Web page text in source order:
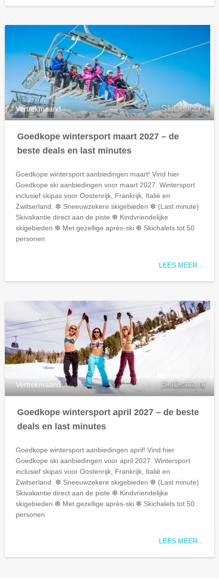
Vertrekmaand
Goedkope wintersport maart 2027 – de
beste deals en last minutes
Goedkope wintersport aanbiedingen maart! Vind hier
Goedkope ski aanbiedingen voor maart 2027. Wintersport
inclusief skipas voor Oostenrijk, Frankrijk, Italië en
Zwitserland. ❆ Sneeuwzekere skigebieden ❆ (Last minute)
Skivakantie direct aan de piste ❆ Kindvriendelijke
skigebieden ❆ Met gezellige après-ski ❆ Skichalets tot 50
personen
LEES MEER...
Vertrekmaand
Goedkope wintersport april 2027 – de beste
deals en last minutes
Goedkope wintersport aanbiedingen april! Vind hier
Goedkope ski aanbiedingen voor april 2027. Wintersport
inclusief skipas voor Oostenrijk, Frankrijk, Italië en
Zwitserland. ❆ Sneeuwzekere skigebieden ❆ (Last minute)
Skivakantie direct aan de piste ❆ Kindvriendelijke
skigebieden ❆ Met gezellige après-ski ❆ Skichalets tot 50
personen
LEES MEER...